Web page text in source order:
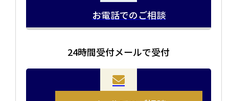
お電話でのご相談
24時間受付メールで受付